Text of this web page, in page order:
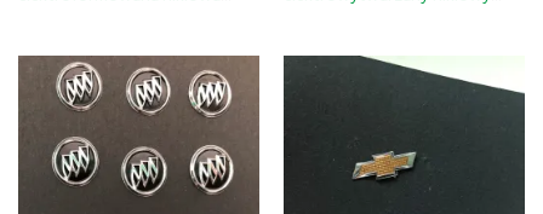
metaliczna etykieta dla
samochodów, elektroniki i
samochodów i urządzeń